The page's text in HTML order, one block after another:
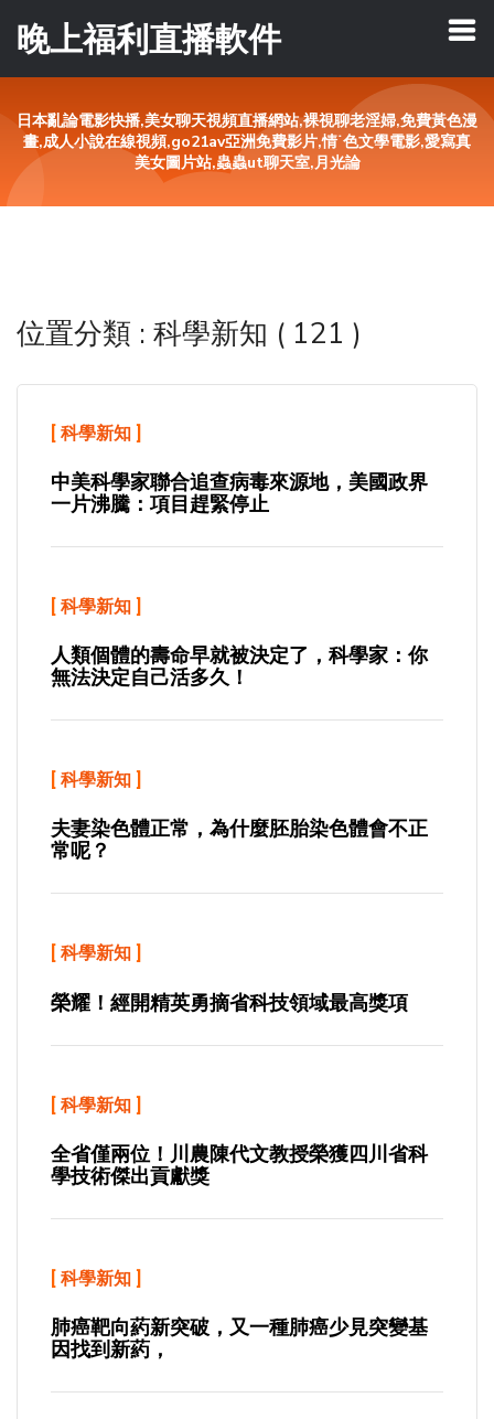
晚上福利直播軟件
日本亂論電影快播,美女聊天視頻直播網站,裸視聊老淫婦,免費黃色漫
畫,成人小說在線視頻,go21av亞洲免費影片,情˙色文學電影,愛寫真
美女圖片站,蟲蟲ut聊天室,月光論
位置分類 : 科學新知 ( 121 )
[ 科學新知 ]
中美科學家聯合追查病毒來源地，美國政界
一片沸騰：項目趕緊停止
[ 科學新知 ]
人類個體的壽命早就被決定了，科學家：你
無法決定自己活多久！
[ 科學新知 ]
夫妻染色體正常，為什麼胚胎染色體會不正
常呢？
[ 科學新知 ]
榮耀！經開精英勇摘省科技領域最高獎項
[ 科學新知 ]
全省僅兩位！川農陳代文教授榮獲四川省科
學技術傑出貢獻獎
[ 科學新知 ]
肺癌靶向葯新突破，又一種肺癌少見突變基
因找到新葯，